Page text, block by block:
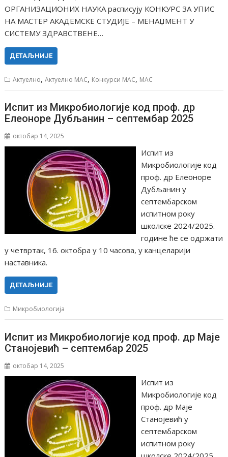
ОРГАНИЗАЦИОНИХ НАУКА расписују КОНКУРС ЗА УПИС
НА МАСТЕР АКАДЕМСКЕ СТУДИЈЕ – МЕНАЏМЕНТ У
СИСТЕМУ ЗДРАВСТВЕНЕ…
ДЕТАЉНИЈЕ
Актуелно,Актуелно МАС, Конкурси МАС, МАС
Испит из Микробиологије код проф. др
Елеоноре Дубљанин – септембар 2025
октобар 14, 2025
Испит из
Микробиологије код
проф. др Елеоноре
Дубљанин у
септембарском
испитном року
школске 2024/2025.
године ће се одржати
у четвртак, 16. октобра у 10 часова, у канцеларији
наставника.
ДЕТАЉНИЈЕ
Микробиологија
Испит из Микробиологије код проф. др Маје
Станојевић – септембар 2025
октобар 14, 2025
Испит из
Микробиологије код
проф. др Маје
Станојевић у
септембарском
испитном року